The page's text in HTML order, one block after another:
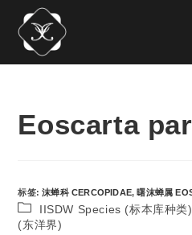
Eoscarta
标签:沫蝉科 CERCOPIDAE, 曙沫蝉属
IISDW Species (标本库种类)
(东洋界)